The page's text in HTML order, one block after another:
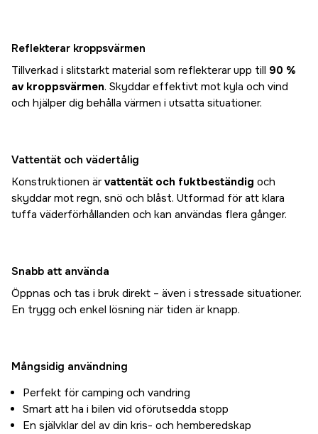
Reflekterar kroppsvärmen
Tillverkad i slitstarkt material som reflekterar upp till 90 %
av kroppsvärmen. Skyddar effektivt mot kyla och vind
och hjälper dig behålla värmen i utsatta situationer.
Vattentät och vädertålig
Konstruktionen ärvattentät och fuktbeständig och
skyddar mot regn, snö och blåst. Utformad för att klara
tuffa väderförhållanden och kan användas flera gånger.
Snabb att använda
Öppnas och tas i bruk direkt – även i stressade situationer.
En trygg och enkel lösning när tiden är knapp.
Mångsidig användning
Perfekt för camping och vandring
Smart att ha i bilen vid oförutsedda stopp
En självklar del av din kris- och hemberedskap